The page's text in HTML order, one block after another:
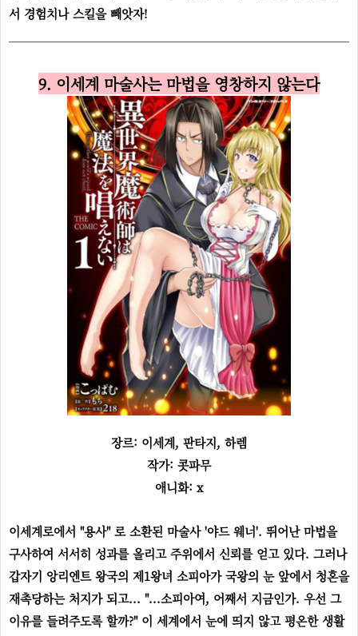
서 경험치나 스킬을 빼앗자!
9. 이세계 마술사는 마법을 영창하지 않는다
장르: 이세계, 판타지, 하렘
작가: 콧파무
애니화: x
이세계로에서 "용사" 로 소환된 마술사 '야드 웨너'. 뛰어난 마법을
구사하여 서서히 성과를 올리고 주위에서 신뢰를 얻고 있다. 그러나
갑자기 앙리엔트 왕국의 제1왕녀 소피아가 국왕의 눈 앞에서 청혼을
재촉당하는 처지가 되고... "...소피아여, 어째서 지금인가. 우선 그
이유를 들려주도록 할까?" 이 세계에서 눈에 띄지 않고 평온한 생활